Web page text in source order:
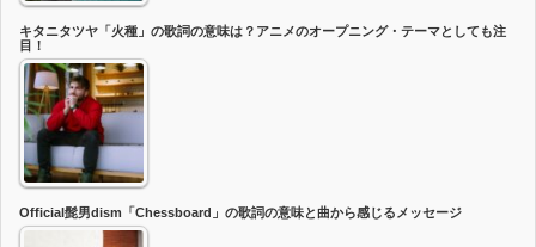
キタニタツヤ「火種」の歌詞の意味は？アニメのオープニング・テーマとしても注
目！
Official髭男dism「Chessboard」の歌詞の意味と曲から感じるメッセージ